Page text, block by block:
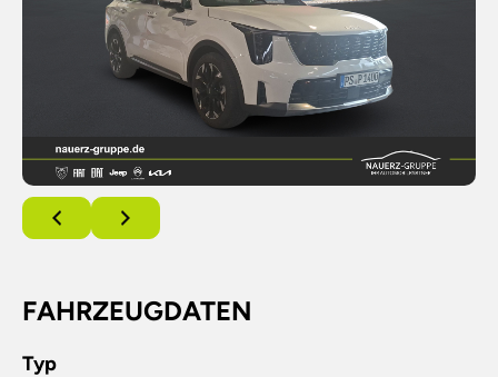
FAHRZEUGDATEN
Typ